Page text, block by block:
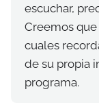
escuchar,
Creemos
cuales
de su propia
programa.